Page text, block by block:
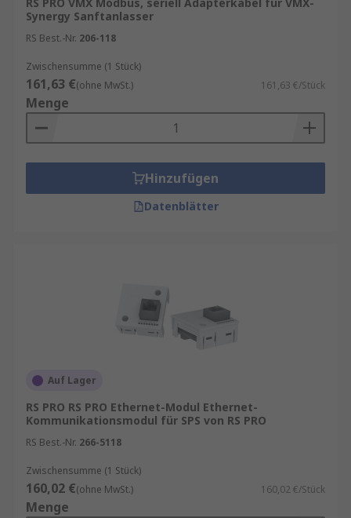
Synergy Sanftanlasser
RS Best.-Nr. 206-118
Zwischensumme (1 Stück)
161,63 €(ohne MwSt.) 161,63 €/Stück
Menge
Hinzufügen
Datenblätter
Auf Lager
RS PRO RS PRO Ethernet-Modul Ethernet-
Kommunikationsmodul für SPS von RS PRO
RS Best.-Nr. 266-5118
Zwischensumme (1 Stück)
160,02 €(ohne MwSt.) 160,02 €/Stück
Menge